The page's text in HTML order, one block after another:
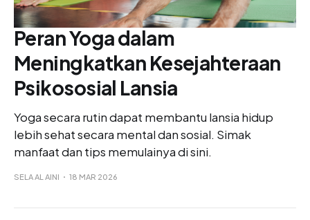
Peran Yoga dalam
Meningkatkan Kesejahteraan
Psikososial Lansia
Yoga secara rutin dapat membantu lansia hidup
lebih sehat secara mental dan sosial. Simak
manfaat dan tips memulainya di sini.
SELA AL AINI 18 MAR 2026